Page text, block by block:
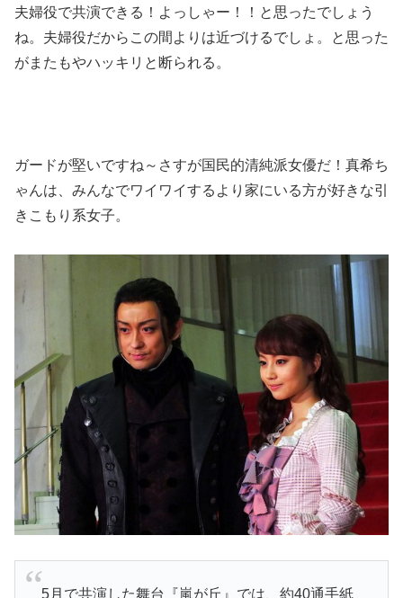
夫婦役で共演できる！よっしゃー！！と思ったでしょう
ね。夫婦役だからこの間よりは近づけるでしょ。と思った
がまたもやハッキリと断られる。
ガードが堅いですね～さすが国民的清純派女優だ！真希ち
ゃんは、みんなでワイワイするより家にいる方が好きな引
きこもり系女子。
5月で共演した舞台『嵐が丘』では、約40通手紙